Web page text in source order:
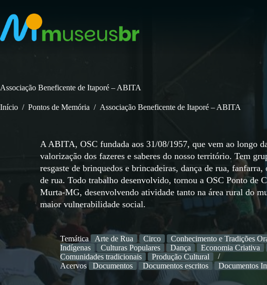
para
conteúdo
Associação Beneficente de Itaporé – ABITA
Início / Pontos de Memória / Associação Beneficente de Itaporé – ABITA
A ABITA, OSC fundada aos 31/08/1957, que vem ao longo
valorização dos fazeres e saberes do nosso território. Tem
resgaste de brinquedos e brincadeiras, dança de rua,
de rua. Todo trabalho desenvolvido, tornou a OSC Ponto de
Murta-MG, desenvolvendo atividade tanto na área rural do
maior vulnerabilidade social.
Temática Arte de Rua Circo Conhecimento e Tradições
Indígenas
Culturas Populares Dança Economia Criativa
Comunidades tradicionais
Produção Cultural
Acervos
Documentos Documentos escritos Documentos